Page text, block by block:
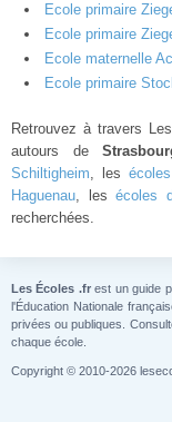
Ecole primaire
Ecole primaire
Ecole maternelle
Ecole primaire
Retrouvez à travers
autours de
Schiltigheim, les
Haguenau, lesécoles
recherchées.
Les Écoles .frest un guide
l'Éducation Nationale
privées ou publiques.
chaque école.
Copyright © 2010-2026